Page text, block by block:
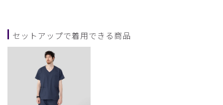
セットアップで着用できる商品